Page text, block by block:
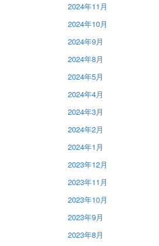
2024年11月
2024年10月
2024年9月
2024年8月
2024年5月
2024年4月
2024年3月
2024年2月
2024年1月
2023年12月
2023年11月
2023年10月
2023年9月
2023年8月